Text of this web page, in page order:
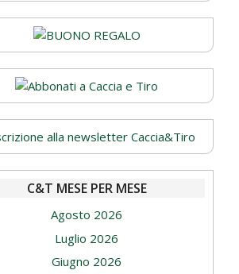
C&T MESE PER MESE
Agosto 2026
Luglio 2026
Giugno 2026